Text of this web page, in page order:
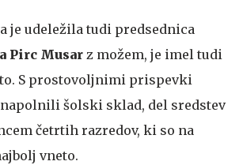
je udeležila tudi predsednica
Pirc Musar z možem, je imel tudi
S prostovoljnimi prispevki
šolski sklad, del sredstev
četrtih razredov, ki so na
vneto.